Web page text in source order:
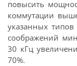
повысить
коммутации
указанных
соображений
30 кГц
70%.